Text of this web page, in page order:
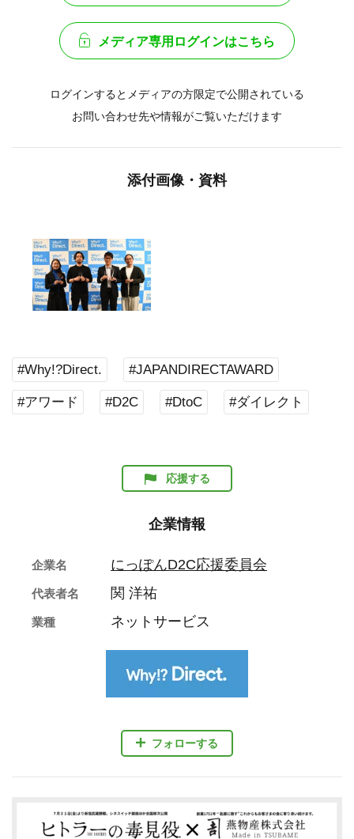
メディア専用ログインはこちら
ログインするとメディアの方限定で公開されている
お問い合わせ先や情報がご覧いただけます
添付画像・資料
#Why!?Direct. #JAPANDIRECTAWARD
#アワード #D2C #DtoC #ダイレクト
応援する
企業情報
フォローする
企業名 にっぽんD2C応援委員会
代表者名 関 洋祐
業種 ネットサービス